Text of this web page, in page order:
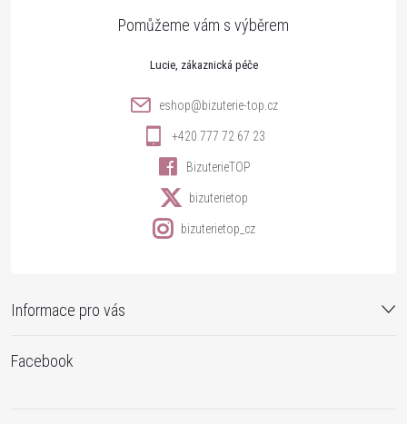
Informace pro vás
Lucie
eshop@bizuterie-top.cz
+420 777 72 67 23
BizuterieTOP
bizuterietop
bizuterietop_cz
Facebook